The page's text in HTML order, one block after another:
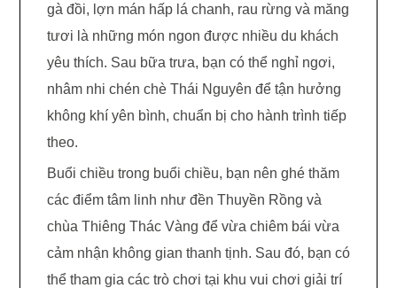
gà đồi, lợn mán hấp lá chanh, rau rừng và măng
tươi là những món ngon được nhiều du khách
yêu thích. Sau bữa trưa, bạn có thể nghỉ ngơi,
nhâm nhi chén chè Thái Nguyên để tận hưởng
không khí yên bình, chuẩn bị cho hành trình tiếp
theo.
Buổi chiều trong buổi chiều, bạn nên ghé thăm
các điểm tâm linh như đền Thuyền Rồng và
chùa Thiêng Thác Vàng để vừa chiêm bái vừa
cảm nhận không gian thanh tịnh. Sau đó, bạn có
thể tham gia các trò chơi tại khu vui chơi giải trí